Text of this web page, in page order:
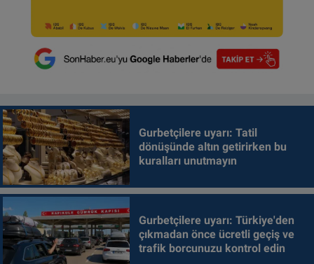
Gurbetçilere uyarı: Tatil
dönüşünde altın getirirken bu
kuralları unutmayın
Gurbetçilere uyarı: Türkiye'den
çıkmadan önce ücretli geçiş ve
trafik borcunuzu kontrol edin